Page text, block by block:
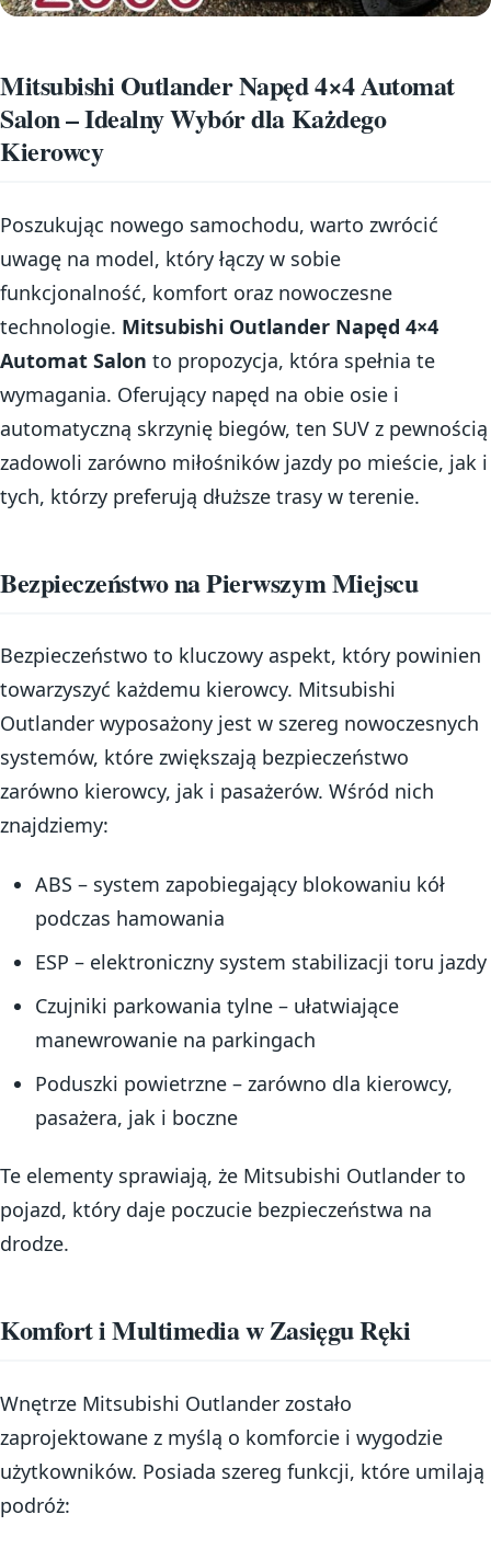
Mitsubishi Outlander Napęd 4×4 Automat
Salon – Idealny Wybór dla Każdego
Kierowcy
Poszukując nowego samochodu, warto zwrócić
uwagę na model, który łączy w sobie
funkcjonalność, komfort oraz nowoczesne
technologie. Mitsubishi Outlander Napęd 4×4
Automat Salon to propozycja, która spełnia te
wymagania. Oferujący napęd na obie osie i
automatyczną skrzynię biegów, ten SUV z pewnością
zadowoli zarówno miłośników jazdy po mieście, jak i
tych, którzy preferują dłuższe trasy w terenie.
Bezpieczeństwo na Pierwszym Miejscu
Bezpieczeństwo to kluczowy aspekt, który powinien
towarzyszyć każdemu kierowcy. Mitsubishi
Outlander wyposażony jest w szereg nowoczesnych
systemów, które zwiększają bezpieczeństwo
zarówno kierowcy, jak i pasażerów. Wśród nich
znajdziemy:
ABS – system zapobiegający blokowaniu kół
podczas hamowania
ESP – elektroniczny system stabilizacji toru jazdy
Czujniki parkowania tylne – ułatwiające
manewrowanie na parkingach
Poduszki powietrzne – zarówno dla kierowcy,
pasażera, jak i boczne
Te elementy sprawiają, że Mitsubishi Outlander to
pojazd, który daje poczucie bezpieczeństwa na
drodze.
Komfort i Multimedia w Zasięgu Ręki
Wnętrze Mitsubishi Outlander zostało
zaprojektowane z myślą o komforcie i wygodzie
użytkowników. Posiada szereg funkcji, które umilają
podróż: